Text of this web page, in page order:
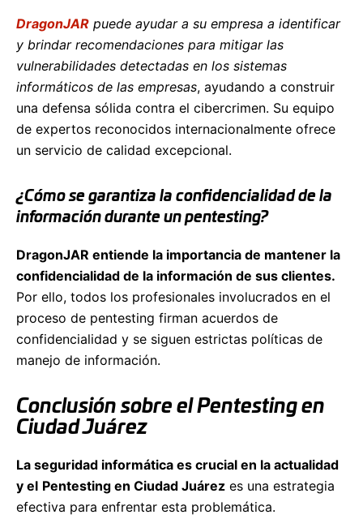
DragonJAR puede ayudar a su empresa a identificar
y brindar recomendaciones para mitigar las
vulnerabilidades detectadas en los sistemas
informáticos de las empresas, ayudando a construir
una defensa sólida contra el cibercrimen. Su equipo
de expertos reconocidos internacionalmente ofrece
un servicio de calidad excepcional.
¿Cómo se garantiza la confidencialidad de la
información durante un pentesting?
DragonJAR entiende la importancia de mantener la
confidencialidad de la información de sus clientes.
Por ello, todos los profesionales involucrados en el
proceso de pentesting firman acuerdos de
confidencialidad y se siguen estrictas políticas de
manejo de información.
Conclusión sobre el Pentesting en
Ciudad Juárez
La seguridad informática es crucial en la actualidad
y el Pentesting en Ciudad Juárez es una estrategia
efectiva para enfrentar esta problemática.